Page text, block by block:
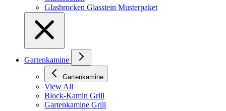
Glasbrocken Glasstein Musterpaket
Gartenkamine
Gartenkamine
View All
Block-Kamin Grill
Gartenkamine Grill